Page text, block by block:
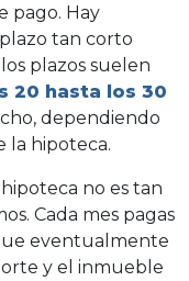
pago. Hay
tan corto
plazos suelen
20 hasta los 30
dependiendo
la hipoteca.
no es tan
Cada mes pagas
eventualmente
y el inmueble